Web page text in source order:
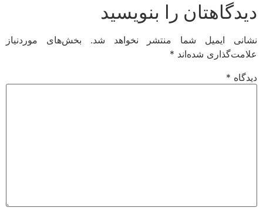
دیدگاهتان را بنویسید
نشانی ایمیل شما منتشر نخواهد شد.
بخش‌های موردنیاز
علامت‌گذاری شده‌اند *
دیدگاه *